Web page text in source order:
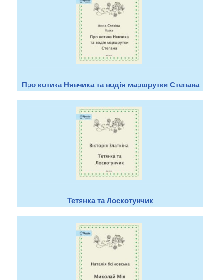
Про котика Нявчика та водія маршрутки Степана
Тетянка та Лоскотунчик